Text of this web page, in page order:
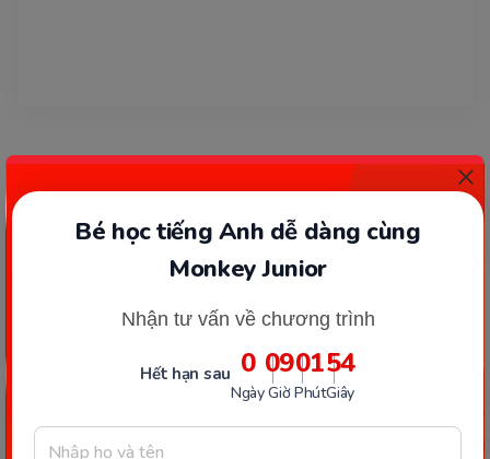
Bé học tiếng Anh dễ dàng cùng
Monkey Junior
Nhận tư vấn về chương trình
Hết hạn sau 0
Ngày
09
Giờ
01
Phút
54
Giây
DẠY CON